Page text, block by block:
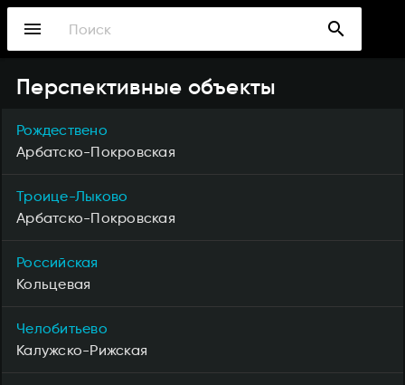
Перейти
основному
содержанию
menu search
Перспективные объекты
Рождествено
Арбатско-Покровская
Троице-Лыково
Арбатско-Покровская
Российская
Кольцевая
Челобитьево
Калужско-Рижская